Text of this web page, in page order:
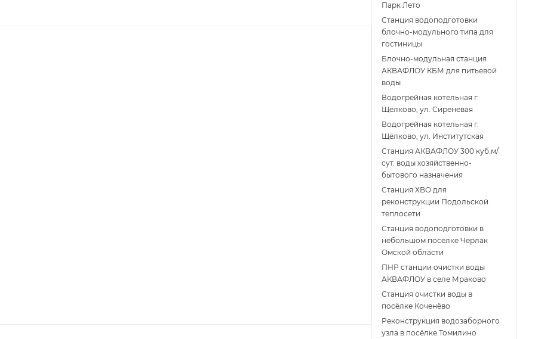
Парк Лето
Станция водоподготовки
блочно-модульного типа для
гостиницы
Блочно-модульная станция
АКВАФЛОУ КБМ для питьевой
воды
Водогрейная котельная г.
Щёлково, ул. Сиреневая
Водогрейная котельная г.
Щёлково, ул. Институтская
Станция АКВАФЛОУ 300 куб.м/
сут. воды хозяйственно-
бытового назначения
Станция ХВО для
реконструкции Подольской
теплосети
Станция водоподготовки в
небольшом посёлке Черлак
Омской области
ПНР станции очистки воды
АКВАФЛОУ в селе Мраково
Станция очистки воды в
посёлке Коченёво
Реконструкция водозаборного
узла в посёлке Томилино